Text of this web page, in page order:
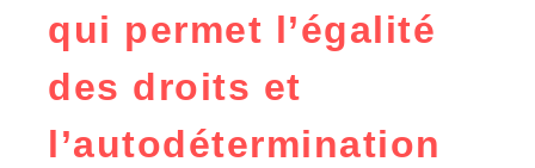
qui permet l’égalité
des droits et
l’autodétermination